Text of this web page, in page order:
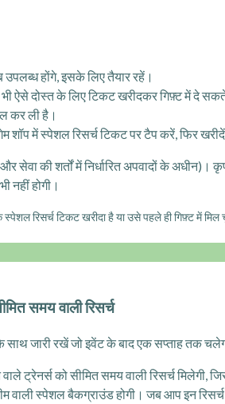
होंगे, इसके लिए तैयार रहें।
ऐसे दोस्त के लिए टिकट खरीदकर गिफ़्ट में दे
कर ली है।
शॉप में स्पेशल रिसर्च टिकट पर टैप करें, फिर
सेवा की शर्तों में निर्धारित अपवादों के
नहीं होगी।
रिसर्च टिकट खरीदा है या उसे पहले ही गिफ़्ट में मिल
समय वाली रिसर्च
जारी रखें जो इवेंट के बाद एक सप्ताह तक
ट्रेनर्स को सीमित समय वाली रिसर्च
वाली स्पेशल बैकग्राउंड होगी। जब आप इन